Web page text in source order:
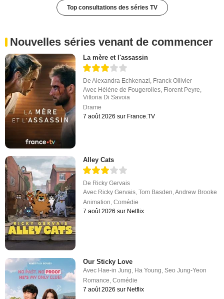
Top consultations des séries TV
Nouvelles séries venant de commencer
La mère et l'assassin
DeAlexandra Echkenazi, Franck Ollivier
Avec Hélène de Fougerolles, Florent Peyre,
Vittoria Di Savoia
Drame
7 août 2026 sur France.TV
Alley Cats
De Ricky Gervais
Avec Ricky Gervais ,Tom Basden ,Andrew Brooke
Animation ,Comédie
7 août 2026 sur Netflix
Our Sticky Love
Avec Hae-in Jung, Ha Young,Seo Jung-Yeon
Romance,Comédie
7 août 2026 sur Netflix